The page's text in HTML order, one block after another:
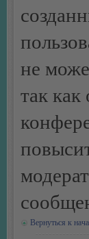
не
так
Вернуться к